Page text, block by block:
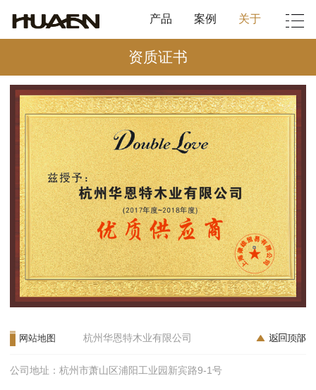
产品 案例 关于
资质证书
网站地图 杭州华恩特木业有限公司
公司地址：杭州市萧山区浦阳工业园新宾路9-1号